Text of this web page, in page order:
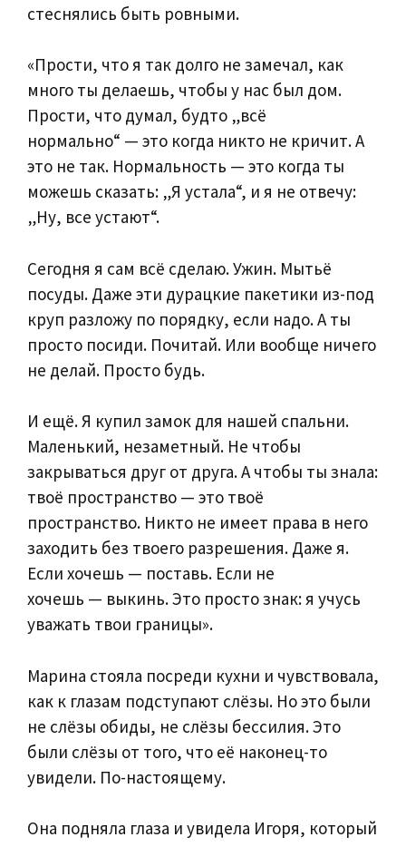
стеснялись быть ровными.
«Прости, что я так долго не замечал, как
много ты делаешь, чтобы у нас был дом.
Прости, что думал, будто „всё
нормально“ — это когда никто не кричит. А
это не так. Нормальность — это когда ты
можешь сказать: „Я устала“, и я не отвечу:
„Ну, все устают“.
Сегодня я сам всё сделаю. Ужин. Мытьё
посуды. Даже эти дурацкие пакетики из-под
круп разложу по порядку, если надо. А ты
просто посиди. Почитай. Или вообще ничего
не делай. Просто будь.
И ещё. Я купил замок для нашей спальни.
Маленький, незаметный. Не чтобы
закрываться друг от друга. А чтобы ты знала:
твоё пространство — это твоё
пространство. Никто не имеет права в него
заходить без твоего разрешения. Даже я.
Если хочешь — поставь. Если не
хочешь — выкинь. Это просто знак: я учусь
уважать твои границы».
Марина стояла посреди кухни и чувствовала,
как к глазам подступают слёзы. Но это были
не слёзы обиды, не слёзы бессилия. Это
были слёзы от того, что её наконец-то
увидели. По-настоящему.
Она подняла глаза и увидела Игоря, который